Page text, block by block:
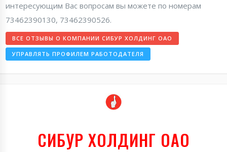
интересующим Вас вопросам вы можете по номерам
73462390130, 73462390526.
ВСЕ ОТЗЫВЫ О КОМПАНИИ СИБУР ХОЛДИНГ ОАО
УПРАВЛЯТЬ ПРОФИЛЕМ РАБОТОДАТЕЛЯ
СИБУР ХОЛДИНГ ОАО